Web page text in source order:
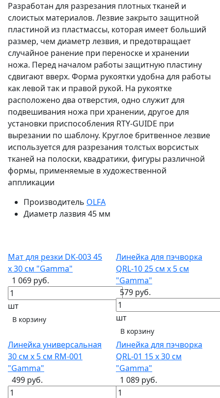
Разработан для разрезания плотных тканей и
слоистых материалов. Лезвие закрыто защитной
пластиной из пластмассы, которая имеет больший
размер, чем диаметр лезвия, и предотвращает
случайное ранение при переноске и хранении
ножа. Перед началом работы защитную пластину
сдвигают вверх. Форма рукоятки удобна для работы
как левой так и правой рукой. На рукоятке
расположено два отверстия, одно служит для
подвешивания ножа при хранении, другое для
установки приспособления RTY-GUIDE при
вырезании по шаблону. Круглое бритвенное лезвие
используется для разрезания толстых ворсистых
тканей на полоски, квадратики, фигуры различной
формы, применяемые в художественной
аппликации
Производитель OLFA
Диаметр лазвия 45 мм
Мат для резки DK-003 45
x 30 см "Gamma"
1 069 руб.
шт
В корзину
Линейка для пэчворка
QRL-10 25 см х 5 см
"Gamma"
579 руб.
шт
В корзину
Линейка универсальная
30 см х 5 см RM-001
"Gamma"
499 руб.
Линейка для пэчворка
QRL-01 15 x 30 см
"Gamma"
1 089 руб.